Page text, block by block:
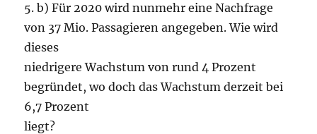
5. b) Für 2020 wird nunmehr eine Nachfrage
von 37 Mio. Passagieren angegeben. Wie wird
dieses
niedrigere Wachstum von rund 4 Prozent
begründet, wo doch das Wachstum derzeit bei
6,7 Prozent
liegt?